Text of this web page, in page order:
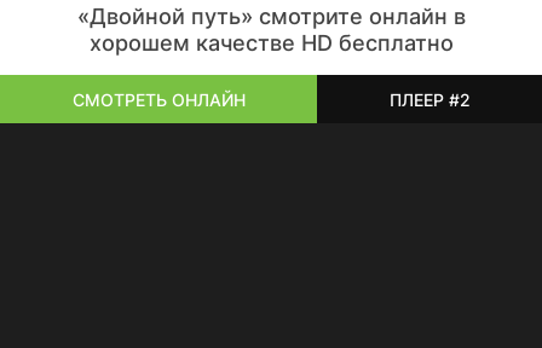
«Двойной путь» смотрите онлайн в
хорошем качестве HD бесплатно
СМОТРЕТЬ ОНЛАЙН ПЛЕЕР #2